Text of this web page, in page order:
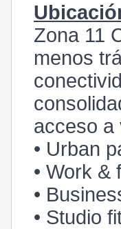
Zona 11
menos
acceso a
• Urban
• Work &
•
• Studio